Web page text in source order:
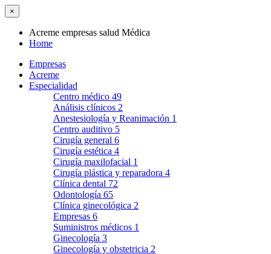
×
Acreme empresas salud Médica
Home
Empresas
Acreme
Especialidad
Centro médico 49
Análisis clínicos 2
Anestesiología y Reanimación 1
Centro auditivo 5
Cirugía general 6
Cirugía estética 4
Cirugía maxilofacial 1
Cirugía plástica y reparadora 4
Clínica dental 72
Odontología 65
Clínica ginecológica 2
Empresas 6
Suministros médicos 1
Ginecología 3
Ginecología y obstetricia 2